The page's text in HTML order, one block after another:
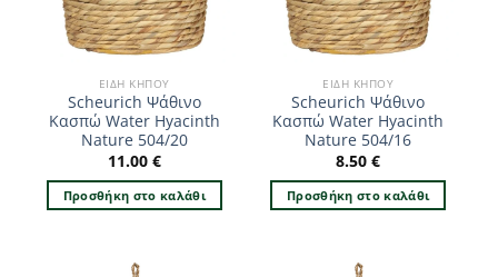
ΕΊΔΗ ΚΉΠΟΥ
Scheurich Ψάθινο
Κασπώ Water Hyacinth
Nature 504/20
11.00 €
Προσθήκη στο καλάθι
ΕΊΔΗ ΚΉΠΟΥ
Scheurich Ψάθινο
Κασπώ Water Hyacinth
Nature 504/16
8.50€
Προσθήκη στο καλάθι